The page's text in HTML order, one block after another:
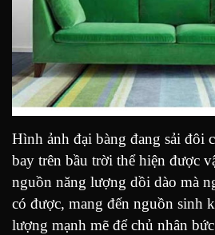
Hình ảnh đại bàng đang sải đôi
bay trên bầu trời thể hiện được
nguồn năng lượng dồi dào mà
có được, mang đến nguồn sinh
lượng mạnh mẽ để chủ nhân